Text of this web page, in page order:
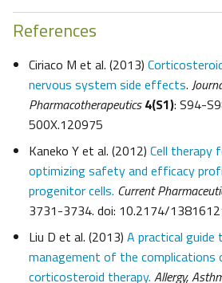
References
Ciriaco M et al. (2013)
nervous system side effects.
Pharmacotherapeutics 4(S1): S94-
500X.120975
Kaneko Y et al. (2012) Cell therapy
optimizing safety and efficacy
progenitor cells. Current
3731-3734. doi: 10.2174/
Liu D et al. (2013) A practical
management of the
corticosteroid therapy. Allergy,